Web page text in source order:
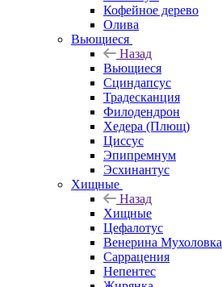
Кофейное дерево
Олива
Вьющиеся
Назад
Вьющиеся
Сциндапсус
Традесканция
Филодендрон
Хедера (Плющ)
Циссус
Эпипремнум
Эсхинантус
Хищные
Назад
Хищные
Цефалотус
Венерина Мухоловка
Саррацения
Непентес